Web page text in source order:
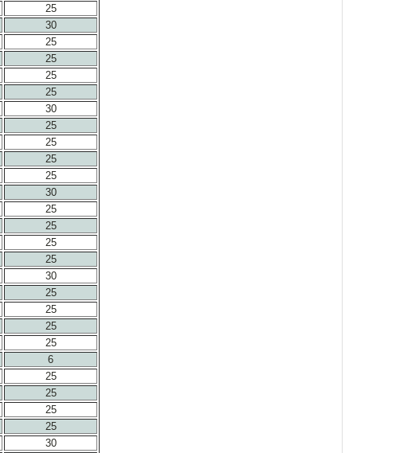
25
30
25
25
25
25
30
25
25
25
25
30
25
25
25
25
30
25
25
25
25
6
25
25
25
25
30